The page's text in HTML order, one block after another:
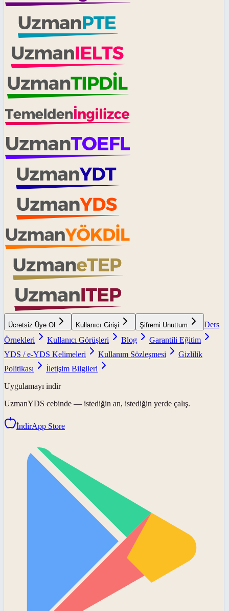
Ücretsiz Üye Ol Kullanıcı Girişi Şifremi Unuttum
Ders
Örnekleri
Kullanıcı Görüşleri Blog
Garantili Eğitim
YDS / e-YDS Kelimeleri
Kullanım Sözleşmesi
Gizlilik
Politikası
İletişim Bilgileri
Uygulamayı indir
UzmanYDS cebinde — istediğin an, istediğin yerde çalış.
İndirApp Store